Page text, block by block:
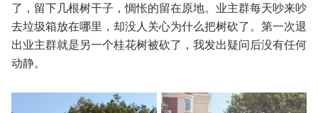
了，留下几根树干子，惆怅的留在原地。业主群每天吵来吵
去垃圾箱放在哪里，却没人关心为什么把树砍了。第一次退
出业主群就是另一个桂花树被砍了，我发出疑问后没有任何
动静。